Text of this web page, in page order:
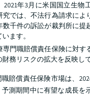
2021年3月に米国国立生物
究では、不法行為請求によ
数千件の訴訟が裁判所に提
ます。
門職賠償責任保険に対す
務リスクの拡大を反映し
賠償責任保険市場は、
測期間中に有望な成長を